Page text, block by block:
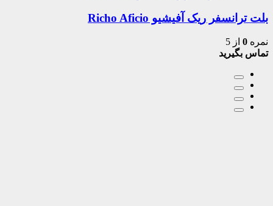
بلت ترانسفر ریک آفیشیو Richo Aficio
نمره 0 از 5
تماس بگیرید